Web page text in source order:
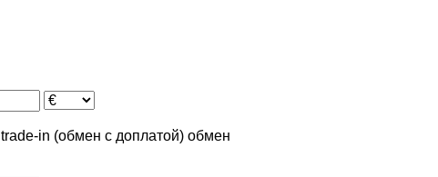
trade-in (обмен с доплатой) обмен